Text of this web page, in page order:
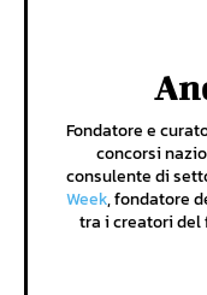
Fondatore e
concorsi
consulente di
Week, fondatore
tra i creatori